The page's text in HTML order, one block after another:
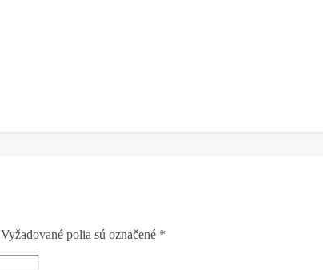
Vyžadované polia sú označené *